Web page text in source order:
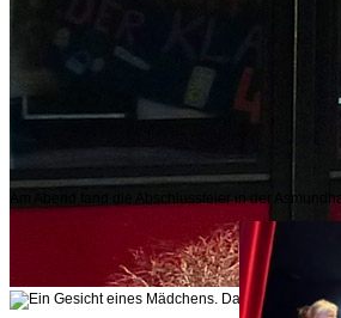
Am Abend fand die Abschlussfeier in der